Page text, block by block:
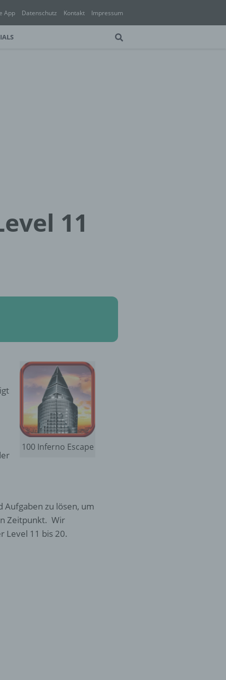
App Datenschutz Kontakt Impressum
11
100 Inferno Escape
Aufgaben zu lösen, um
Zeitpunkt. Wir
Level 11 bis 20.